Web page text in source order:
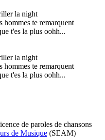
la night
hommes te remarquent
t'es la plus oohh...
la night
hommes te remarquent
t'es la plus oohh...
de paroles de chansons
de Musique (SEAM)